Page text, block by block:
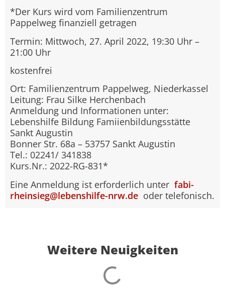
*Der Kurs wird vom Familienzentrum
Pappelweg finanziell getragen
Termin: Mittwoch, 27. April 2022, 19:30 Uhr –
21:00 Uhr
kostenfrei
Ort: Familienzentrum Pappelweg, Niederkassel
Leitung: Frau Silke Herchenbach
Anmeldung und Informationen unter:
Lebenshilfe Bildung Famiienbildungsstätte
Sankt Augustin
Bonner Str. 68a – 53757 Sankt Augustin
Tel.: 02241/ 341838
Kurs.Nr.: 2022-RG-831*
Eine Anmeldung ist erforderlich unter fabi-
rheinsieg@lebenshilfe-nrw.de oder telefonisch.
Weitere Neuigkeiten